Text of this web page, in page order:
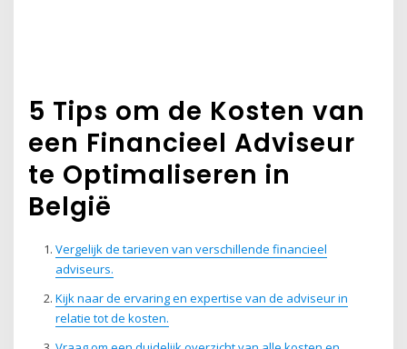
5 Tips om de Kosten van
een Financieel Adviseur
te Optimaliseren in
België
Vergelijk de tarieven van verschillende financieel
adviseurs.
Kijk naar de ervaring en expertise van de adviseur in
relatie tot de kosten.